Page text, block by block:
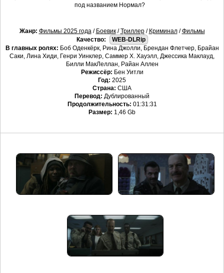
под названием Нормал?
Жанр: Фильмы 2025 года/ Боевик/Триллер/ Криминал/Фильмы
Качество:
WEB-DLRip
В главных ролях: Боб Оденкёрк, Рина Джолли, Брендан Флетчер, Брайан
Саки, Лина Хиди, Генри Уинклер, Саммер Х. Хауэлл, Джессика Маклауд,
Билли МакЛеллан, Райан Аллен
Режиссёр: Бен Уитли
Год: 2025
Страна: США
Перевод: Дублированный
Продолжительность: 01:31:31
Размер: 1,46 Gb